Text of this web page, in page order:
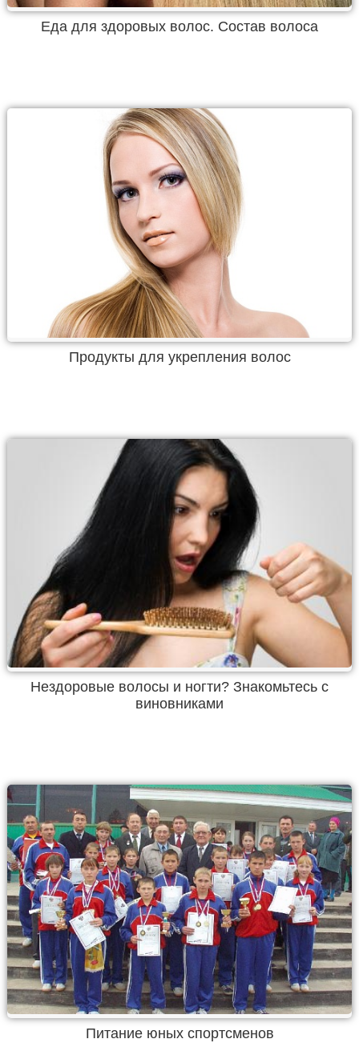
Еда для здоровых волос. Состав волоса
Продукты для укрепления волос
Нездоровые волосы и ногти? Знакомьтесь с
виновниками
Питание юных спортсменов